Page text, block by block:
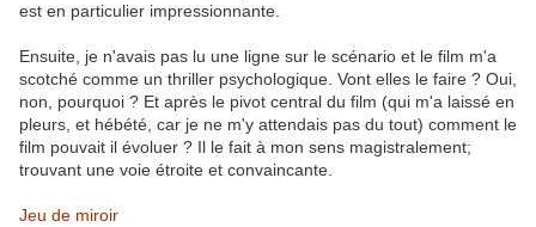
est en particulier impressionnante.
Ensuite, je n'avais pas lu une ligne sur le scénario et le film m'a
scotché comme un thriller psychologique. Vont elles le faire ? Oui,
non, pourquoi ? Et après le pivot central du film (qui m'a laissé en
pleurs, et hébété, car je ne m'y attendais pas du tout) comment le
film pouvait il évoluer ? Il le fait à mon sens magistralement;
trouvant une voie étroite et convaincante.
Jeu de miroir